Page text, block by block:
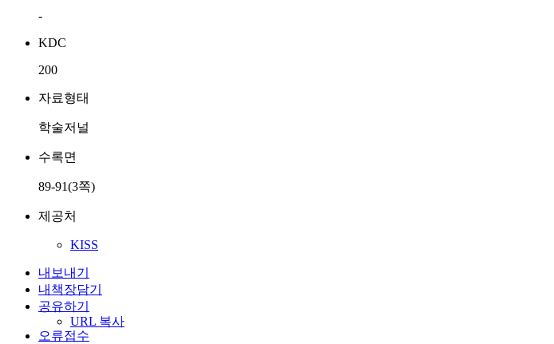
-
KDC
200
자료형태
학술저널
수록면
89-91(3쪽)
제공처
KISS
내보내기
내책장담기
공유하기
URL 복사
오류접수